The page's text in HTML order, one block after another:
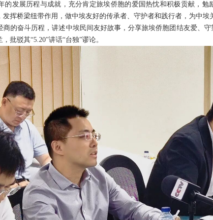
的发展历程与成就，充分肯定旅埃侨胞的爱国热忱和积极贡献，
挥桥梁纽带作用，做中埃友好的传承者、守护者和践行者，为中埃
的奋斗历程，讲述中埃民间友好故事，分享旅埃侨胞团结友爱、
批驳其“5.20”讲话“台独”谬论。